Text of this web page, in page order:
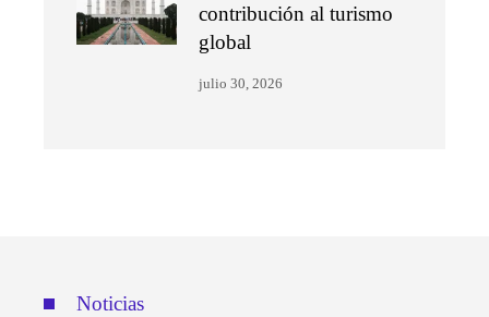
contribución al turismo
global
julio 30, 2026
Noticias